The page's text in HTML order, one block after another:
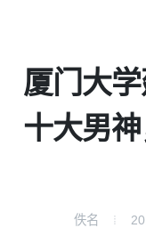
厦门大
十大男
佚名